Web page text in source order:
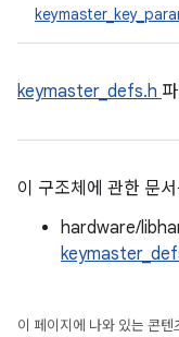
keymaster_defs.h
이 구조체에 관한 문
hardware/
이 페이지에 나와 있는 콘텐